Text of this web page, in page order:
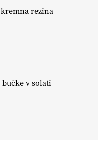
oljarstvo
kmetija
POMLADITEV
UKRAJINA vs.
rezina
v solati